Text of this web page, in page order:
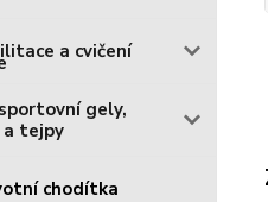
a cvičení
gely,
a tejpy
chodítka